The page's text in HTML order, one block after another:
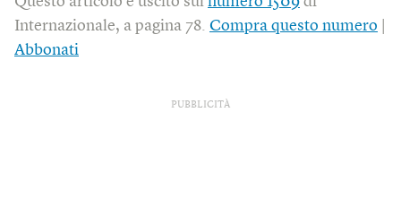
Internazionale, a pagina 78. Compra questo numero
Abbonati
PUBBLICITÀ